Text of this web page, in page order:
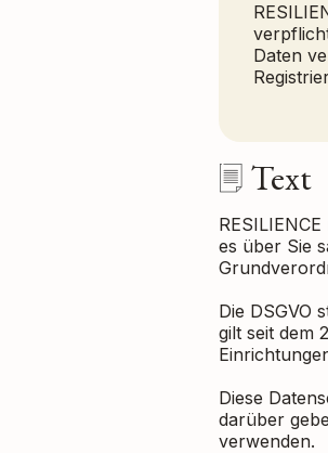
Daten
Text
es über Sie
Die DSGVO
gilt seit dem
Diese
darüber
verwenden.